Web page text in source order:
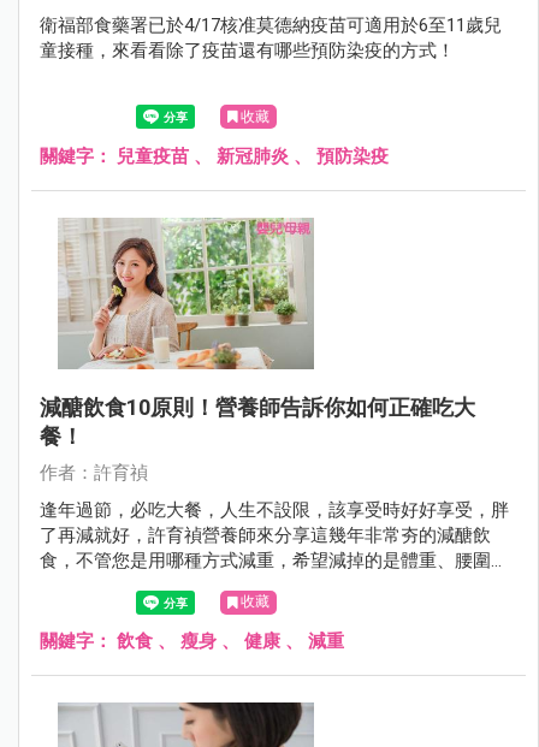
衛福部食藥署已於4/17核准莫德納疫苗可適用於6至11歲兒
童接種，來看看除了疫苗還有哪些預防染疫的方式！
收藏
關鍵字： 兒童疫苗 、 新冠肺炎 、 預防染疫
減醣飲食10原則！營養師告訴你如何正確吃大
餐！
作者：許育禎
逢年過節，必吃大餐，人生不設限，該享受時好好享受，胖
了再減就好，許育禎營養師來分享這幾年非常夯的減醣飲
食，不管您是用哪種方式減重，希望減掉的是體重、腰圍、
體脂肪，而不是健康！
收藏
關鍵字： 飲食 、 瘦身 、 健康 、 減重